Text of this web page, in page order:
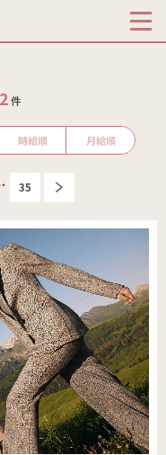
件
時給順 月給順
35